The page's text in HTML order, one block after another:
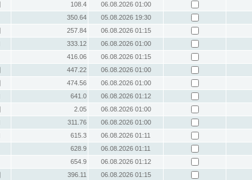
108.4
06.08.2026 01:00
350.64
05.08.2026 19:30
257.84
06.08.2026 01:15
333.12
06.08.2026 01:00
416.06
06.08.2026 01:15
447.22
06.08.2026 01:00
474.56
06.08.2026 01:00
641.0
06.08.2026 01:12
2.05
06.08.2026 01:00
311.76
06.08.2026 01:00
615.3
06.08.2026 01:11
628.9
06.08.2026 01:11
654.9
06.08.2026 01:12
396.11 06.08.2026 01:15